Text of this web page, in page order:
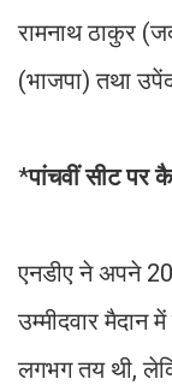
रामनाथ ठाकुर
(भाजपा) तथा
*पांचवीं सीट पर
एनडीए ने अपने
उम्मीदवार मैदान
लगभग तय थी,